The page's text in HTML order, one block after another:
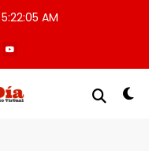
5:22:05 AM